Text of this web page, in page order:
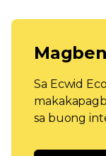
Sa Ecwid
sa buong